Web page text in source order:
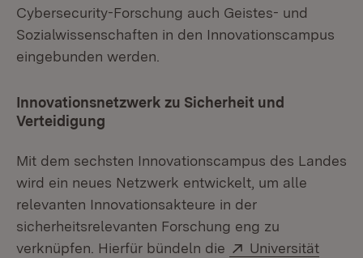
Cybersecurity-Forschung auch Geistes- und
Sozialwissenschaften in den Innovationscampus
eingebunden werden.
Innovationsnetzwerk zu Sicherheit und
Verteidigung
Mit dem sechsten Innovationscampus des Landes
wird ein neues Netzwerk entwickelt, um alle
relevanten Innovationsakteure in der
sicherheitsrelevanten Forschung eng zu
verknüpfen. Hierfür bündeln die
Extern:
Universität